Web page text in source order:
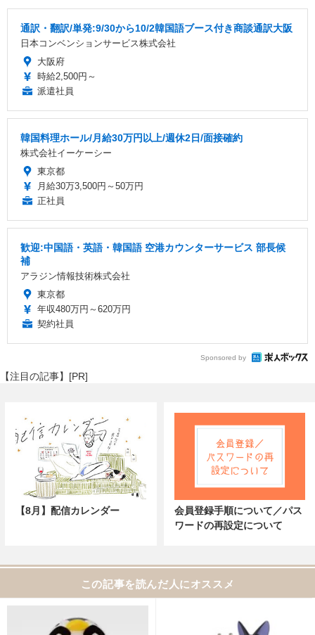
通訳・翻訳/単発:9/30から10/2韓国語ブース付き商談通訳大阪
日本コンベンションサービス株式会社
大阪府
時給2,500円～
派遣社員
韓国料理ホール/月給30万円以上/週休2日/面接確約
株式会社イーケーシー
東京都
月給30万3,500円～50万円
正社員
歓迎:中国語・英語・韓国語 空港カウンターサービス 部長候
補
アラジン情報技術株式会社
東京都
年収480万円～620万円
契約社員
Sponsored by
【注目の記事】[PR]
【8月】配信カレンダー
会員登録手順について／パス
ワードの再設定について
この記事を読んだ人にオススメ